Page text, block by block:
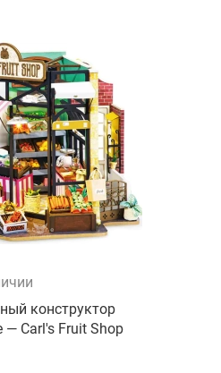
конструктор
— Carl's Fruit Shop